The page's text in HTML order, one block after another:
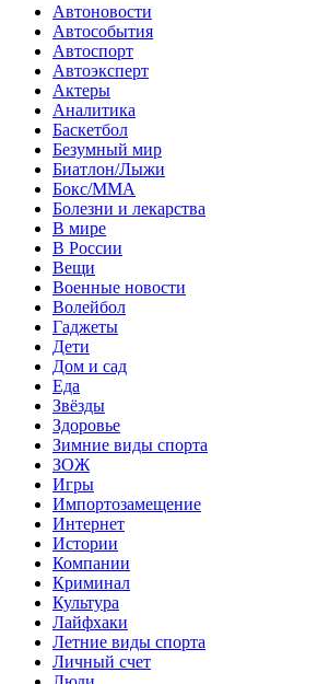
Автоновости
Автособытия
Автоспорт
Автоэксперт
Актеры
Аналитика
Баскетбол
Безумный мир
Биатлон/Лыжи
Бокс/MMA
Болезни и лекарства
В мире
В России
Вещи
Военные новости
Волейбол
Гаджеты
Дети
Дом и сад
Еда
Звёзды
Здоровье
Зимние виды спорта
ЗОЖ
Игры
Импортозамещение
Интернет
Истории
Компании
Криминал
Культура
Лайфхаки
Летние виды спорта
Личный счет